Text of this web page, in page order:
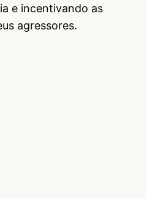
e incentivando as
agressores.